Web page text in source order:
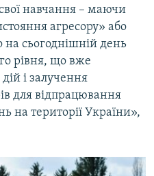
навчання – маючи
агресору» або
на сьогоднішній день
рівня, що вже
і залучення
для відпрацювання
на території України»,